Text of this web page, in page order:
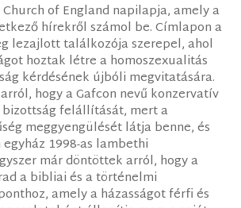
of England napilapja, amely a
hírekről számol be. Címlapon a
lezajlott találkozója szerepel, ahol
hoztak létre a homoszexualitás
kérdésének újbóli megvitatására.
hogy a Gafcon nevű konzervatív
felállítását, mert a
meggyengülését látja benne, és
1998-as lambethi
már döntöttek arról, hogy a
a bibliai és a történelmi
amely a házasságot férfi és